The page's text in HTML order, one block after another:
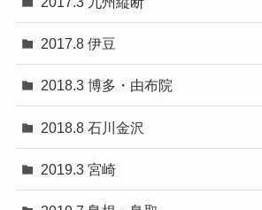
2017.8 伊豆
2018.3 博多・由布院
2018.8 石川金沢
2019.3 宮崎